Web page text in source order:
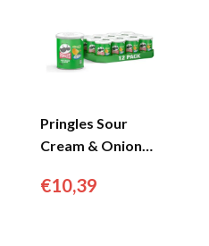
Pringles Sour
Cream & Onion
€10,39